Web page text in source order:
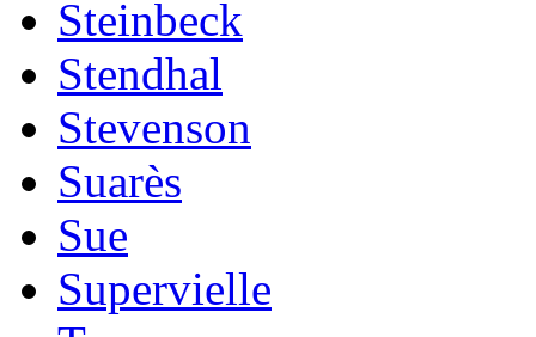
Steinbeck
Stendhal
Stevenson
Suarès
Sue
Supervielle